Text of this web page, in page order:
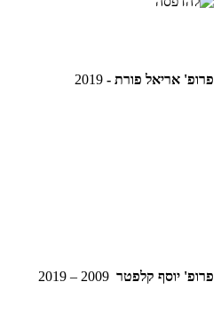
פרופ' אריאל פורת - 2019
פרופ' יוסף קלפטר